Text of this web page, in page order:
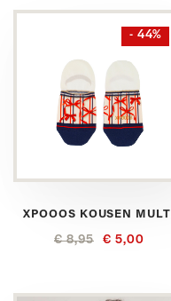
- 44%
XPOOOS KOUSEN MULTI
€ 8,95 € 5,00